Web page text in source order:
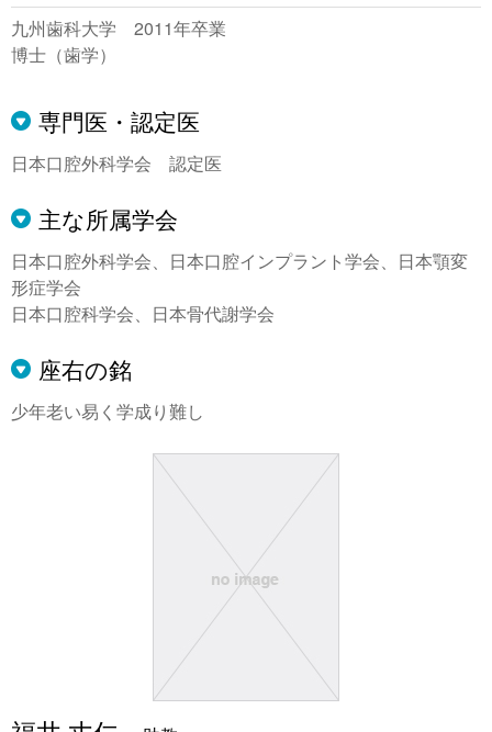
九州歯科大学 2011年卒業
博士（歯学）
専門医・認定医
日本口腔外科学会 認定医
主な所属学会
日本口腔外科学会、日本口腔インプラント学会、日本顎変
形症学会
日本口腔科学会、日本骨代謝学会
座右の銘
少年老い易く学成り難し